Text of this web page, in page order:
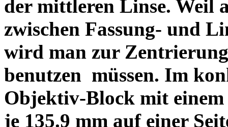
der mittleren Linse. Weil
zwischen Fassung- und
wird man zur
benutzen müssen. Im
Objektiv-Block mit einem
je 135.9 mm auf einer